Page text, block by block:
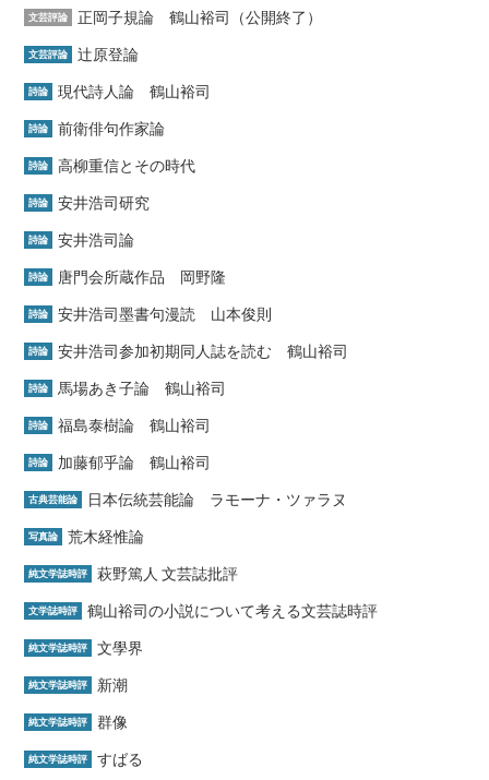
文芸評論 正岡子規論 鶴山裕司（公開終了）
文芸評論 辻原登論
詩論 現代詩人論 鶴山裕司
詩論 前衛俳句作家論
詩論 高柳重信とその時代
詩論 安井浩司研究
詩論 安井浩司論
詩論 唐門会所蔵作品 岡野隆
詩論 安井浩司墨書句漫読 山本俊則
詩論 安井浩司参加初期同人誌を読む 鶴山裕司
詩論 馬場あき子論 鶴山裕司
詩論 福島泰樹論 鶴山裕司
詩論 加藤郁乎論 鶴山裕司
古典芸能論 日本伝統芸能論 ラモーナ・ツァラヌ
写真論 荒木経惟論
純文学誌時評 萩野篤人 文芸誌批評
文学誌時評 鶴山裕司の小説について考える文芸誌時評
純文学誌時評 文學界
純文学誌時評 新潮
純文学誌時評 群像
純文学誌時評 すばる